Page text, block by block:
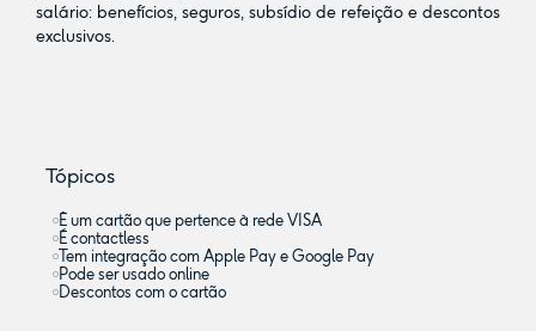
salário: benefícios, seguros, subsídio de refeição e descontos
exclusivos.
Tópicos
É um cartão que pertence à rede VISA
É contactless
Tem integração com Apple Pay e Google Pay
Pode ser usado online
Descontos com o cartão